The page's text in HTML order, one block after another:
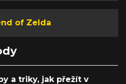
of Zelda
a triky, jak přežít v